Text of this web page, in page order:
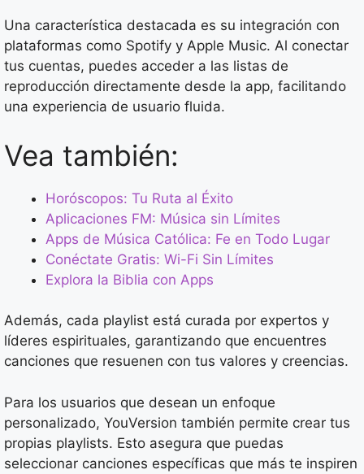
Una característica destacada es su integración con
plataformas como Spotify y Apple Music. Al conectar
tus cuentas, puedes acceder a las listas de
reproducción directamente desde la app, facilitando
una experiencia de usuario fluida.
Vea también:
Horóscopos: Tu Ruta al Éxito
Aplicaciones FM: Música sin Límites
Apps de Música Católica: Fe en Todo Lugar
Conéctate Gratis: Wi-Fi Sin Límites
Explora la Biblia con Apps
Además, cada playlist está curada por expertos y
líderes espirituales, garantizando que encuentres
canciones que resuenen con tus valores y creencias.
Para los usuarios que desean un enfoque
personalizado, YouVersion también permite crear tus
propias playlists. Esto asegura que puedas
seleccionar canciones específicas que más te inspiren